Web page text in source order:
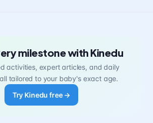
milestone with Kinedu
activities, expert articles, and daily
tailored to your baby's exact age.
Try Kinedu free →